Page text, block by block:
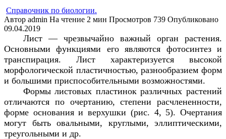
Справочник по биологии.
Автор admin На чтение 2 мин Просмотров 739 Опубликовано
09.04.2019
Лист — чрезвычайно важный орган растения.
Основными функциями его являются фотосинтез и
транспирация. Лист характеризуется высокой
морфологической пластичностью, разнообразием форм
и большими приспособительными возможностями.
Формы листовых пластинок различных растений
отличаются по очертанию, степени расчлененности,
форме основания и верхушки (рис. 4, 5). Очертания
могут быть овальными, круглыми, эллиптическими,
треугольными и др.